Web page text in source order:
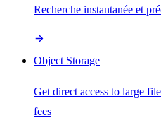
Recherche instantanée et
Object Storage
Get direct access to large
fees